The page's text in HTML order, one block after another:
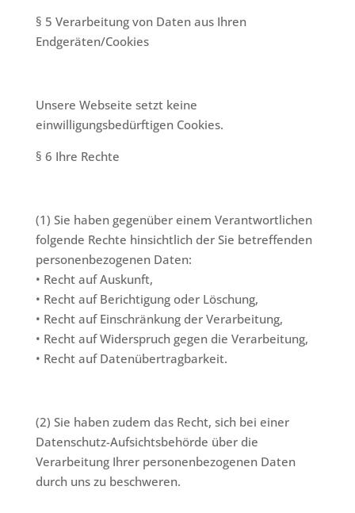
§ 5 Verarbeitung von Daten aus Ihren
Endgeräten/Cookies
Unsere Webseite setzt keine
einwilligungsbedürftigen Cookies.
§ 6 Ihre Rechte
(1) Sie haben gegenüber einem Verantwortlichen
folgende Rechte hinsichtlich der Sie betreffenden
personenbezogenen Daten:
• Recht auf Auskunft,
• Recht auf Berichtigung oder Löschung,
• Recht auf Einschränkung der Verarbeitung,
• Recht auf Widerspruch gegen die Verarbeitung,
• Recht auf Datenübertragbarkeit.
(2) Sie haben zudem das Recht, sich bei einer
Datenschutz-Aufsichtsbehörde über die
Verarbeitung Ihrer personenbezogenen Daten
durch uns zu beschweren.